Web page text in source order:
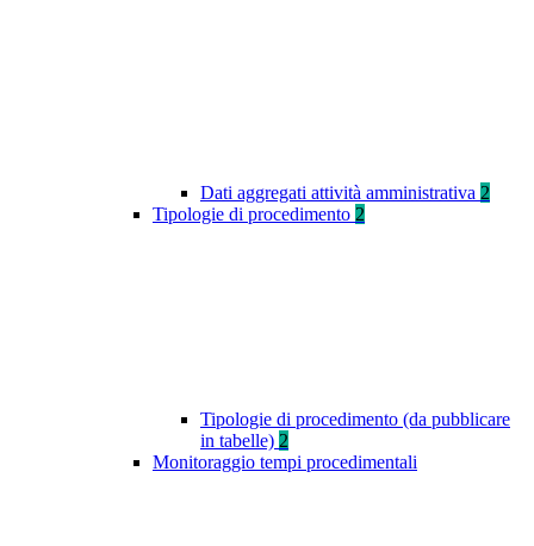
Dati aggregati attività amministrativa 2
Tipologie di procedimento 2
Tipologie di procedimento (da pubblicare
in tabelle) 2
Monitoraggio tempi procedimentali